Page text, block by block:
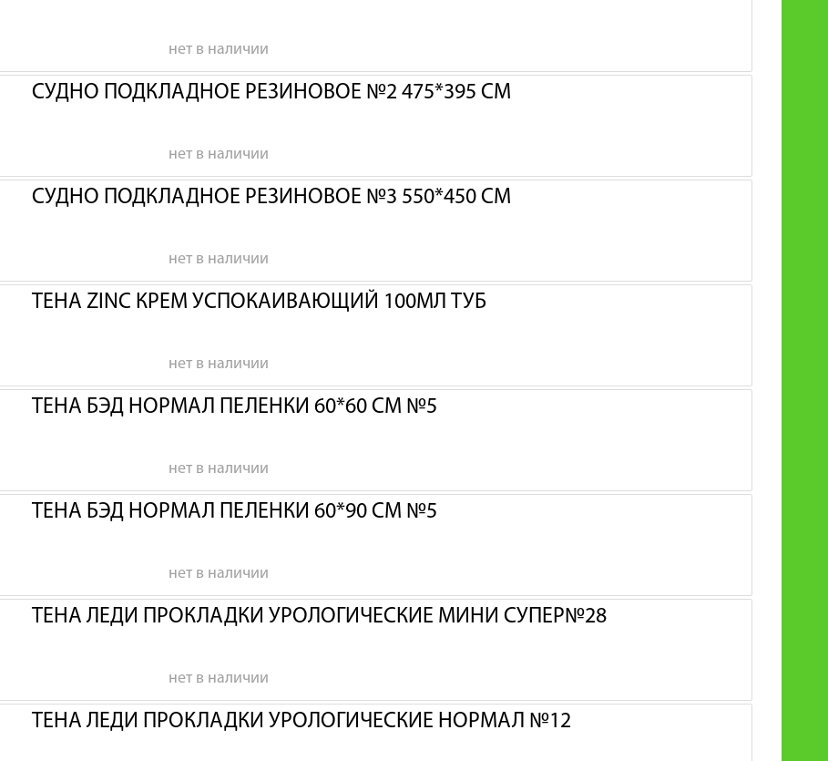
нет в наличии
СУДНО ПОДКЛАДНОЕ РЕЗИНОВОЕ №2 475*395 СМ
нет в наличии
СУДНО ПОДКЛАДНОЕ РЕЗИНОВОЕ №3 550*450 СМ
нет в наличии
ТЕНА ZINC КРЕМ УСПОКАИВАЮЩИЙ 100МЛ ТУБ
нет в наличии
ТЕНА БЭД НОРМАЛ ПЕЛЕНКИ 60*60 СМ №5
нет в наличии
ТЕНА БЭД НОРМАЛ ПЕЛЕНКИ 60*90 СМ №5
нет в наличии
ТЕНА ЛЕДИ ПРОКЛАДКИ УРОЛОГИЧЕСКИЕ МИНИ СУПЕР№28
нет в наличии
ТЕНА ЛЕДИ ПРОКЛАДКИ УРОЛОГИЧЕСКИЕ НОРМАЛ №12